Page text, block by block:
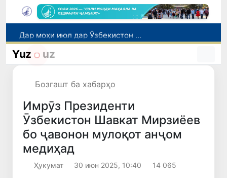
Дар Сенат тадбирҳои беҳтар намудани мавқеи Ӯзбекистон дар рейтингҳо ва индексҳои байналмилалӣ баррасӣ шуданд
Yuz uz
Бозгашт ба хабарҳо
Имрӯз Президенти
Ӯзбекистон Шавкат Мирзиёев
бо ҷавонон мулоқот анҷом
медиҳад
Ҳукумат 30 июн 2025, 10:40 14 065